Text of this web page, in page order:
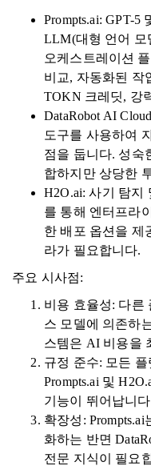
Prompts.ai: GPT-5
LLM(대형 언어 모
오케스트레이션
비교, 자동화된 작
TOKN 크레딧, 강
DataRobot AI
도구를 사용하여
점을 둡니다. 성숙
합하지만 상당한
H2O.ai: 사기 탐지
를 통해 엔터프라
한 배포 옵션을 제
라가 필요합니다.
주요 시사점:
비용 효율성: 다른
스 모델에 의존하
스템은 AI 비용을
규정 준수: 모든
Prompts.ai 및
기능이 뛰어납니
확장성:
화하는 반면
전문 지식이 필요